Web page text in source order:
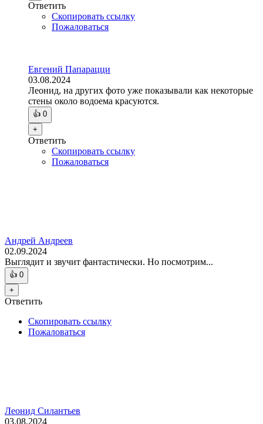
Ответить
Скопировать ссылку
Пожаловаться
Евгений Папарацци
03.08.2024
Леонид, на других фото уже показывали как некоторые
стены около водоема красуются.
👍 0
+
Ответить
Скопировать ссылку
Пожаловаться
Андрей Андреев
02.09.2024
Выглядит и звучит фантастически. Но посмотрим...
👍 0
+
Ответить
Скопировать ссылку
Пожаловаться
Леонид Силантьев
03.08.2024